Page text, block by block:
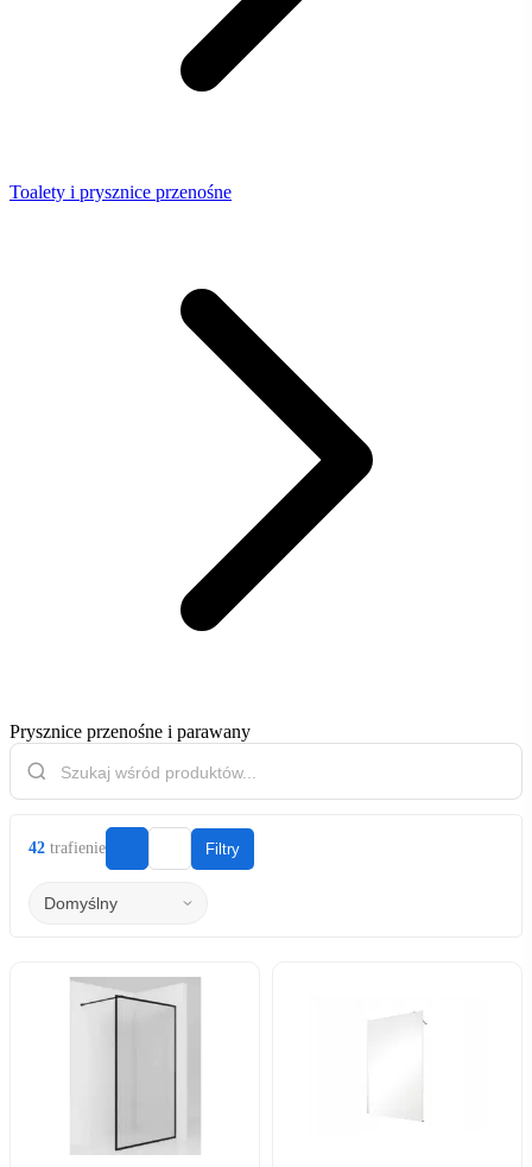
Toalety i prysznice przenośne
Prysznice przenośne i parawany
42 trafienie Filtry